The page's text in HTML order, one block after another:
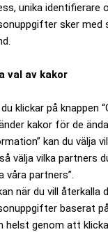
unika identifierare
sker med
val av kakor
klickar på knappen
kakor för de
kan du välja
välja vilka partners
våra partners”.
när du vill
baserat
helst genom att
halvårsskiftet till
mellan hållbara
är oroligt på
som en följd av
vi befinner
varit att fortsätta
fortsätta med.
en